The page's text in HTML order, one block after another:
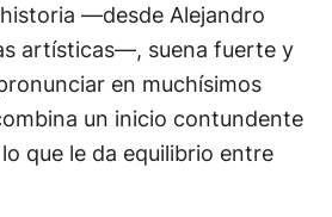
—desde Alejandro
artísticas—, suena fuerte y
en muchísimos
un inicio contundente
que le da equilibrio entre